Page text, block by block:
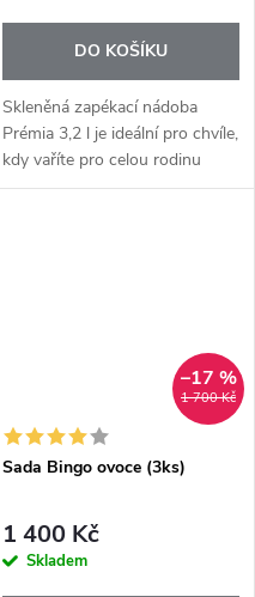
DO KOŠÍKU
Skleněná zapékací nádoba
Prémia 3,2 l je ideální pro chvíle,
kdy vaříte pro celou rodinu
nebo si chcete připravit jídlo na
1 700 Kč
–17 %
Sada Bingo ovoce (3ks)
1 400 Kč
Skladem